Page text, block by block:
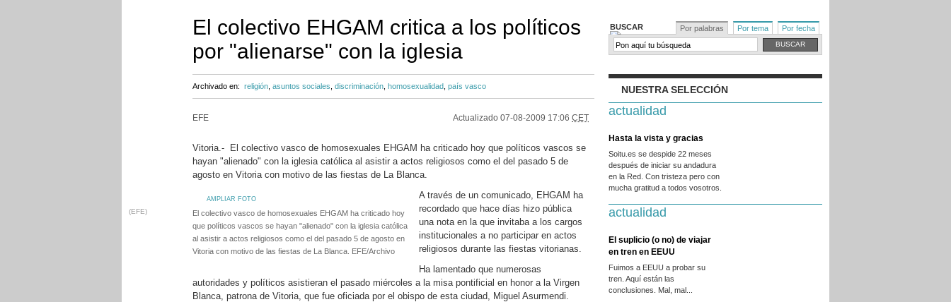
El colectivo EHGAM critica a los políticos
por "alienarse" con la iglesia
Archivado en: religión asuntos sociales discriminación homosexualidad país vasco
EFE Actualizado 07-08-2009 17:06 CET
Vitoria.- El colectivo vasco de homosexuales EHGAM ha criticado hoy que políticos vascos se
hayan "alienado" con la iglesia católica al asistir a actos religiosos como el del pasado 5 de
agosto en Vitoria con motivo de las fiestas de La Blanca.
AMPLIAR FOTO
(EFE)
El colectivo vasco de homosexuales EHGAM ha criticado hoy
que políticos vascos se hayan "alienado" con la iglesia católica
al asistir a actos religiosos como el del pasado 5 de agosto en
Vitoria con motivo de las fiestas de La Blanca. EFE/Archivo
A través de un comunicado, EHGAM ha
recordado que hace días hizo pública
una nota en la que invitaba a los cargos
institucionales a no participar en actos
religiosos durante las fiestas vitorianas.
Ha lamentado que numerosas
autoridades y políticos asistieran el pasado miércoles a la misa pontificial en honor a la Virgen
Blanca, patrona de Vitoria, que fue oficiada por el obispo de esta ciudad, Miguel Asurmendi.
BUSCAR Por palabras Por tema Por fecha
NUESTRA SELECCIÓN
actualidad
Hasta la vista y gracias
Soitu.es se despide 22 meses
después de iniciar su andadura
en la Red. Con tristeza pero con
mucha gratitud a todos vosotros.
actualidad
El suplicio (o no) de viajar
en tren en EEUU
Fuimos a EEUU a probar su
tren. Aquí están las
conclusiones. Mal, mal...